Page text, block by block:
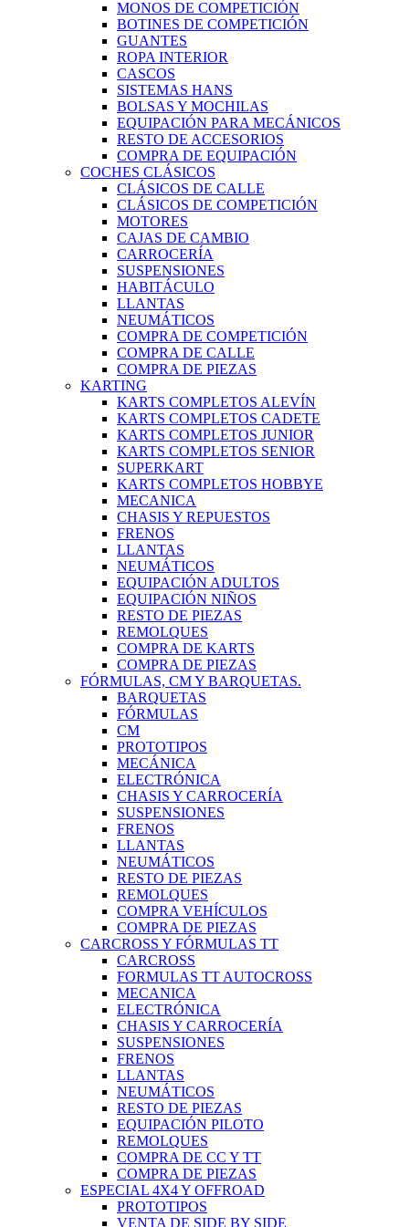
MONOS DE COMPETICIÓN
BOTINES DE COMPETICIÓN
GUANTES
ROPA INTERIOR
CASCOS
SISTEMAS HANS
BOLSAS Y MOCHILAS
EQUIPACIÓN PARA MECÁNICOS
RESTO DE ACCESORIOS
COMPRA DE EQUIPACIÓN
COCHES CLÁSICOS
CLÁSICOS DE CALLE
CLÁSICOS DE COMPETICIÓN
MOTORES
CAJAS DE CAMBIO
CARROCERÍA
SUSPENSIONES
HABITÁCULO
LLANTAS
NEUMÁTICOS
COMPRA DE COMPETICIÓN
COMPRA DE CALLE
COMPRA DE PIEZAS
KARTING
KARTS COMPLETOS ALEVÍN
KARTS COMPLETOS CADETE
KARTS COMPLETOS JUNIOR
KARTS COMPLETOS SENIOR
SUPERKART
KARTS COMPLETOS HOBBYE
MECANICA
CHASIS Y REPUESTOS
FRENOS
LLANTAS
NEUMÁTICOS
EQUIPACIÓN ADULTOS
EQUIPACIÓN NIÑOS
RESTO DE PIEZAS
REMOLQUES
COMPRA DE KARTS
COMPRA DE PIEZAS
FÓRMULAS, CM Y BARQUETAS.
BARQUETAS
FÓRMULAS
CM
PROTOTIPOS
MECÁNICA
ELECTRÓNICA
CHASIS Y CARROCERÍA
SUSPENSIONES
FRENOS
LLANTAS
NEUMÁTICOS
RESTO DE PIEZAS
REMOLQUES
COMPRA VEHÍCULOS
COMPRA DE PIEZAS
CARCROSS Y FÓRMULAS TT
CARCROSS
FORMULAS TT AUTOCROSS
MECANICA
ELECTRÓNICA
CHASIS Y CARROCERÍA
SUSPENSIONES
FRENOS
LLANTAS
NEUMÁTICOS
RESTO DE PIEZAS
EQUIPACIÓN PILOTO
REMOLQUES
COMPRA DE CC Y TT
COMPRA DE PIEZAS
ESPECIAL 4X4 Y OFFROAD
PROTOTIPOS
VENTA DE SIDE BY SIDE